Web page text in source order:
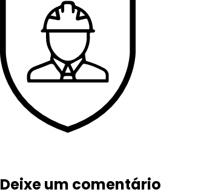
Deixe um comentário